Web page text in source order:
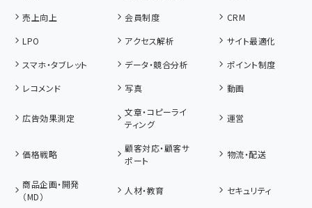
売上向上
会員制度
CRM
LPO
アクセス解析
サイト最適化
スマホ・タブレット
データ・競合分析
ポイント制度
レコメンド
写真 動画
広告効果測定
文章・コピーライ
ティング
運営
価格戦略
顧客対応・顧客サ
ポート
物流・配送
商品企画・開発
（MD）
人材・教育 セキュリティ